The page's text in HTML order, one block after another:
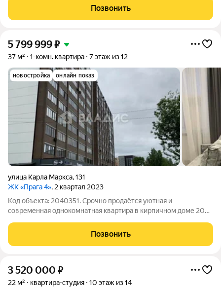
Или хорошее вложение для последующей аренды. Остается
мебель. Отличный
Позвонить
5 799 999₽
37 м² 1-комн. квартира 7 этаж из 12
новостройка онлайн показ
улица Карла Маркса,131
ЖК «Прага 4», 2 квартал 2023
Код объекта: 2040351. Срочно продаётся уютная и
современная однокомнатная квартира в кирпичном доме 2023
двенадцатиэтажного дома по адресу: Республика Коми,
Сыктывкар, улица Карла Маркса, 131. Эта квартира
Позвонить
3 520 000 ₽
22 м² квартира-студия 10 этаж из 14